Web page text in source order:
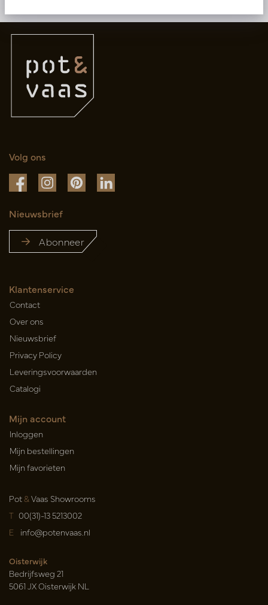
Volg ons
Nieuwsbrief
Abonneer
Klantenservice
Contact
Over ons
Nieuwsbrief
Privacy Policy
Leveringsvoorwaarden
Catalogi
Mijn account
Inloggen
Mijn bestellingen
Mijn favorieten
Pot&Vaas Showrooms
T 00(31)-13 5213002
E info@potenvaas.nl
Oisterwijk
Bedrijfsweg 21
5061 JX Oisterwijk NL